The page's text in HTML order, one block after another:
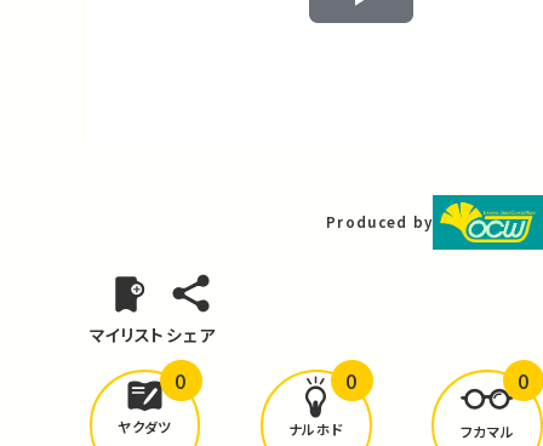
Play
Produced by
マイリスト シェア
どんな学びがありましたか？
ヤクダツ
0
ナルホド
0
フカマル
0